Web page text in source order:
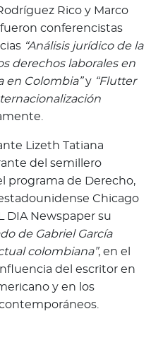
Rico y Marco
conferencistas
“Análisis jurídico de la
derechos laborales en
en Colombia”y “Flutter
Lizeth Tatiana
del semillero
programa de Derecho,
Chicago
DIA Newspaper su
de Gabriel García
colombiana”, en el
del escritor en
y en los